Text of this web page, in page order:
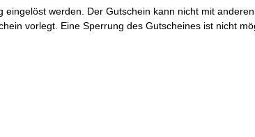
werden. Der Gutschein kann nicht mit
vorlegt. Eine Sperrung des Gutscheines ist nicht